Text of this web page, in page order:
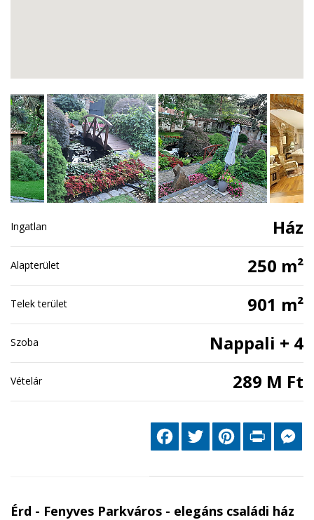
Ingatlan Ház
Alapterület 250 m²
Telek terület 901 m²
Szoba Nappali + 4
Vételár 289 M Ft
FacebookTwitter PinterestPrint
Érd - Fenyves Parkváros - elegáns családi ház